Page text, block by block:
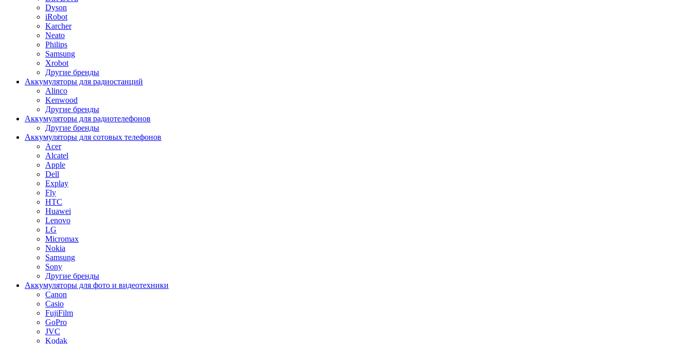
Dyson
iRobot
Karcher
Neato
Philips
Samsung
Xrobot
Другие бренды
Аккумуляторы для радиостанций
Alinco
Kenwood
Другие бренды
Аккумуляторы для радиотелефонов
Другие бренды
Аккумуляторы для сотовых телефонов
Acer
Alcatel
Apple
Dell
Explay
Fly
HTC
Huawei
Lenovo
LG
Micromax
Nokia
Samsung
Sony
Другие бренды
Аккумуляторы для фото и видеотехники
Canon
Casio
FujiFilm
GoPro
JVC
Kodak